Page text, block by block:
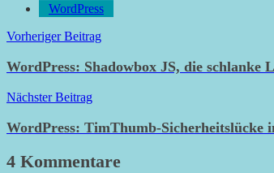
WordPress
Beitragsnavigation
Vorheriger Beitrag
WordPress: Shadowbox JS, die schlanke
Nächster Beitrag
WordPress: TimThumb-Sicherheitslücke
4 Kommentare